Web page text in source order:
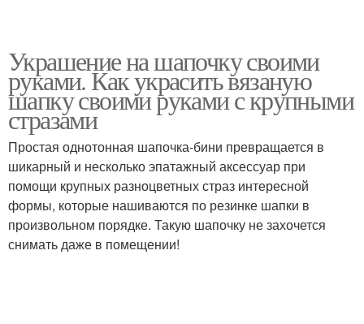
Украшение на шапочку своими
руками. Как украсить вязаную
шапку своими руками с крупными
стразами
Простая однотонная шапочка-бини превращается в
шикарный и несколько эпатажный аксессуар при
помощи крупных разноцветных страз интересной
формы, которые нашиваются по резинке шапки в
произвольном порядке. Такую шапочку не захочется
снимать даже в помещении!